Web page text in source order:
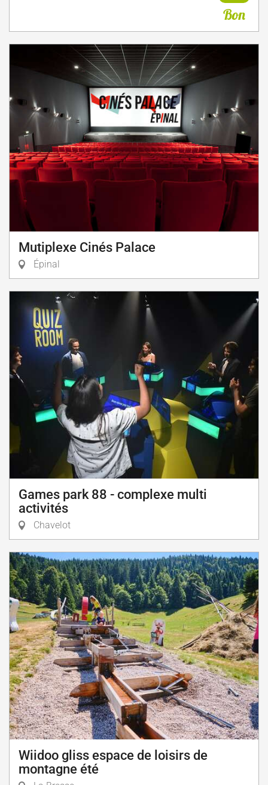
Bon
Mutiplexe Cinés Palace
Épinal
Games park 88 - complexe multi
activités
Chavelot
Wiidoo gliss espace de loisirs de
montagne été